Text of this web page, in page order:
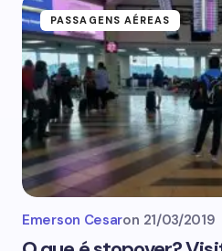
PASSAGENS AÉREAS
Emerson Cesaron 21/03/2019